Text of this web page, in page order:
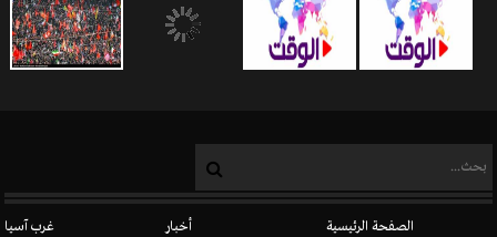
غرب آسيا
أخبار
الصفحة الرئيسية